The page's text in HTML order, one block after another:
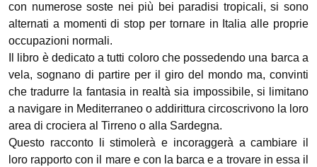
con numerose soste nei più bei paradisi tropicali, si sono
alternati a momenti di stop per tornare in Italia alle proprie
occupazioni normali.
Il libro è dedicato a tutti coloro che possedendo una barca a
vela, sognano di partire per il giro del mondo ma, convinti
che tradurre la fantasia in realtà sia impossibile, si limitano
a navigare in Mediterraneo o addirittura circoscrivono la loro
area di crociera al Tirreno o alla Sardegna.
Questo racconto li stimolerà e incoraggerà a cambiare il
loro rapporto con il mare e con la barca e a trovare in essa il